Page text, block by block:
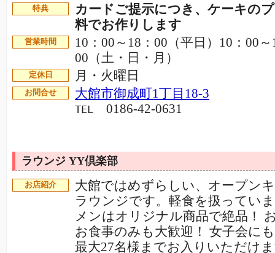
特典
カードご提示につき、ケーキの
料でお作りします
営業時間
10：00～18：00（平日）10：00～
00（土・日・月）
定休日 月・火曜日
お問合せ 大館市御成町1丁目18-3
TEL 0186-42-0631
ラウンジ YY倶楽部
お店紹介
大館ではめずらしい、オープン
ラウンジです。軽食を扱ってい
メンはオリジナル商品で絶品！
お食事のみも大歓迎！ 女子会に
最大27名様までお入りいただけ